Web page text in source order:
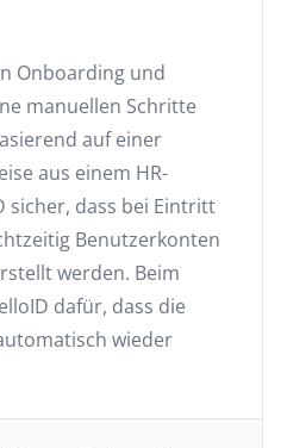
Onboarding und
manuellen Schritte
auf einer
aus einem HR-
sicher, dass bei Eintritt
Benutzerkonten
werden. Beim
dafür, dass die
wieder